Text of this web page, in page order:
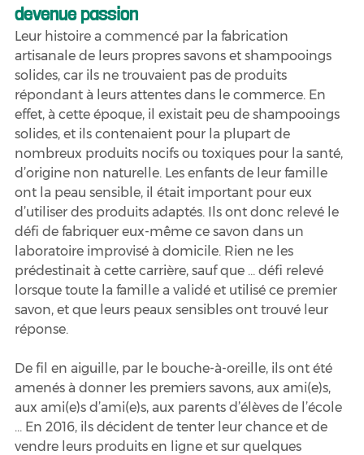
devenue passion
Leur histoire a commencé par la fabrication
artisanale de leurs propres savons et shampooings
solides, car ils ne trouvaient pas de produits
répondant à leurs attentes dans le commerce. En
effet, à cette époque, il existait peu de shampooings
solides, et ils contenaient pour la plupart de
nombreux produits nocifs ou toxiques pour la santé,
d’origine non naturelle. Les enfants de leur famille
ont la peau sensible, il était important pour eux
d’utiliser des produits adaptés. Ils ont donc relevé le
défi de fabriquer eux-même ce savon dans un
laboratoire improvisé à domicile. Rien ne les
prédestinait à cette carrière, sauf que … défi relevé
lorsque toute la famille a validé et utilisé ce premier
savon, et que leurs peaux sensibles ont trouvé leur
réponse.
De fil en aiguille, par le bouche-à-oreille, ils ont été
amenés à donner les premiers savons, aux ami(e)s,
aux ami(e)s d’ami(e)s, aux parents d’élèves de l’école
… En 2016, ils décident de tenter leur chance et de
vendre leurs produits en ligne et sur quelques